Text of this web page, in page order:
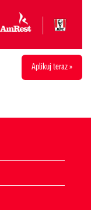
Aplikuj teraz »